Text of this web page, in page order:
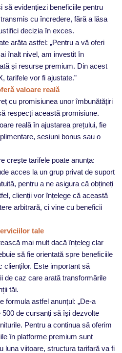
să evidențiezi beneficiile pentru
cu încredere, fără a lăsa
decizia în exces.
arăta astfel: „Pentru a vă oferi
înalt nivel, am investit în
și resurse premium. Din acest
tarifele vor fi ajustate.”
valoare reală
cu promisiunea unor îmbunătățiri
respecți această promisiune.
reală în ajustarea prețului, fie
sesiuni bonus sau o
crește tarifele poate anunța:
acces la un grup privat de suport
pentru a ne asigura că obțineți
clienții vor înțelege că această
arbitrară, ci vine cu beneficii
tale
mai mult dacă înțeleg clar
să fie orientată spre beneficiile
clienților. Este important să
de caz care arată transformările
tăi.
formula astfel anunțul: „De-a
500 de cursanți să își dezvolte
Pentru a continua să oferim
în platforme premium sunt
luna viitoare, structura tarifară va fi